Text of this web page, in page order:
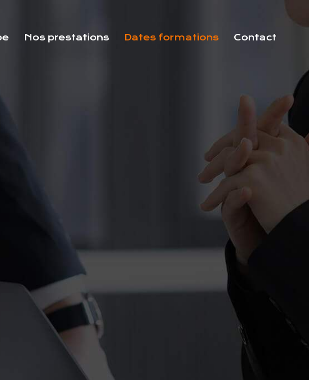
Nos prestations Dates formations Contact